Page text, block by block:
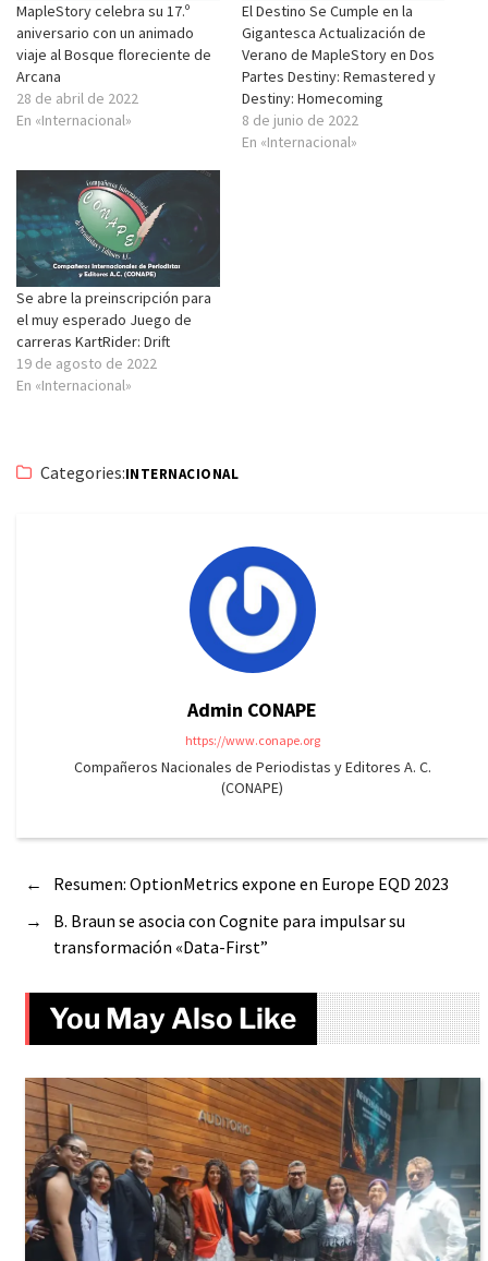
MapleStory celebra su 17.º
aniversario con un animado
viaje al Bosque floreciente de
Arcana
28 de abril de 2022
En «Internacional»
El Destino Se Cumple en la
Gigantesca Actualización de
Verano de MapleStory en Dos
Partes Destiny: Remastered y
Destiny: Homecoming
8 de junio de 2022
En «Internacional»
Se abre la preinscripción para
el muy esperado Juego de
carreras KartRider: Drift
19 de agosto de 2022
En «Internacional»
Categories:INTERNACIONAL
Admin CONAPE
https://www.conape.org
Compañeros Nacionales de Periodistas y Editores A. C.
(CONAPE)
←
Resumen: OptionMetrics expone en Europe EQD 2023
→
B. Braun se asocia con Cognite para impulsar su
transformación «Data-First”
You May Also Like